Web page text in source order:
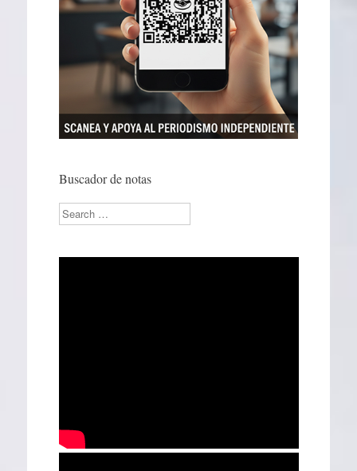
Buscador de notas
Search